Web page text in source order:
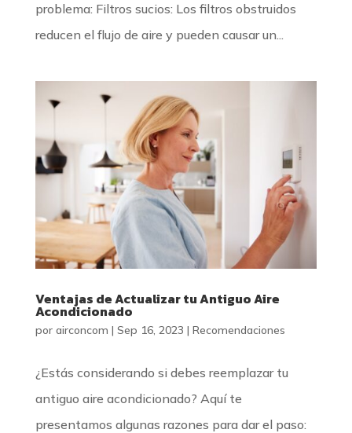
problema: Filtros sucios: Los filtros obstruidos
reducen el flujo de aire y pueden causar un...
Ventajas de Actualizar tu Antiguo Aire
Acondicionado
por airconcom | Sep 16, 2023 | Recomendaciones
¿Estás considerando si debes reemplazar tu
antiguo aire acondicionado? Aquí te
presentamos algunas razones para dar el paso: